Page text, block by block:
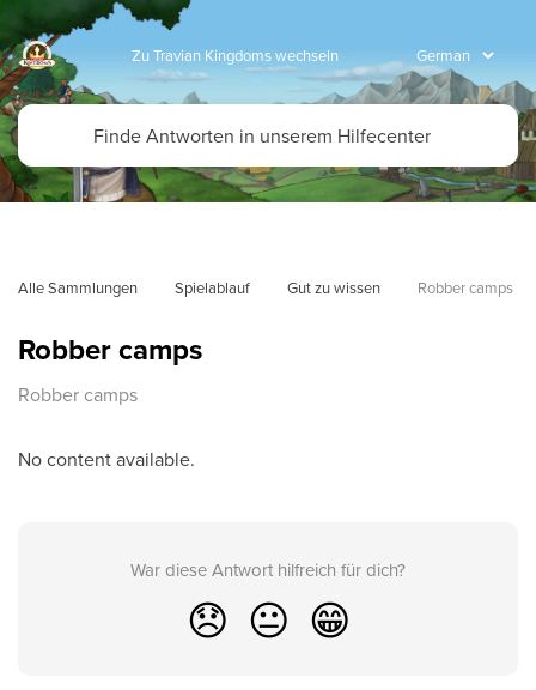
Zu Travian Kingdoms wechseln
Alle Sammlungen Spielablauf Gut zu wissen Robber camps
Robber camps
Robber camps
No content available.
War diese Antwort hilfreich für dich?
😞 😐 😁